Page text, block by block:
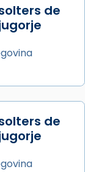
de
de